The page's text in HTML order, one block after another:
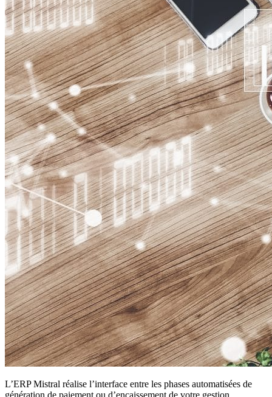
L’ERP Mistral réalise l’interface entre les phases automatisées de
génération de paiement ou d’encaissement de votre gestion